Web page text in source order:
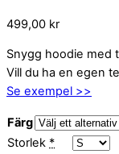
499,00 kr
Snygg hoodie med
Vill du ha en egen
Se exempel >>
Färg
Storlek *